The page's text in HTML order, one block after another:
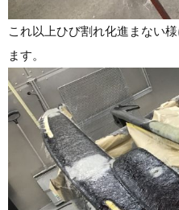
これ以上ひび割れ化進まない
ます。